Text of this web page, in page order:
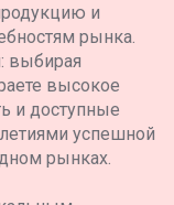
и
рынка.
выбирая
высокое
и доступные
успешной
рынках.